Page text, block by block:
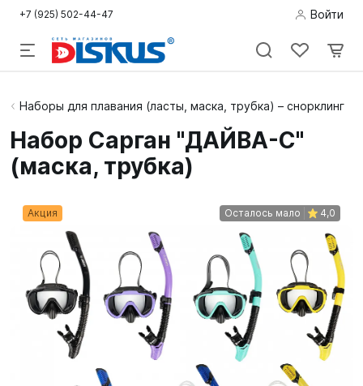
+7 (925) 502-44-47 Войти
Подводная
Дайвинг
Снорклинг /
Пляж
Фридайвинг
Детям
Бассейн
Наборы для плавания (ласты, маска, трубка) – снорклинг
Набор Сарган "ДАЙВА-С"
(маска, трубка)
Акция Осталось мало 4,0